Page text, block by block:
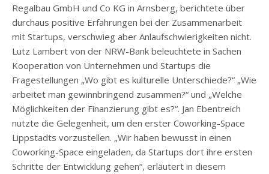
Regalbau GmbH und Co KG in Arnsberg, berichtete über
durchaus positive Erfahrungen bei der Zusammenarbeit
mit Startups, verschwieg aber Anlaufschwierigkeiten nicht.
Lutz Lambert von der NRW-Bank beleuchtete in Sachen
Kooperation von Unternehmen und Startups die
Fragestellungen „Wo gibt es kulturelle Unterschiede?“ „Wie
arbeitet man gewinnbringend zusammen?“ und „Welche
Möglichkeiten der Finanzierung gibt es?“. Jan Ebentreich
nutzte die Gelegenheit, um den erster Coworking-Space
Lippstadts vorzustellen. „Wir haben bewusst in einen
Coworking-Space eingeladen, da Startups dort ihre ersten
Schritte der Entwicklung gehen“, erläutert in diesem